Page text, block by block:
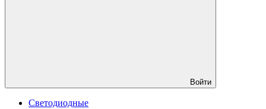
Войти
Светодиодные